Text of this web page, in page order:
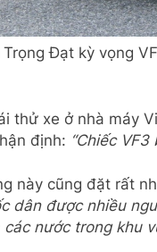
Đạt kỳ vọng
thử xe ở nhà máy
định: “Chiếc
này cũng đặt rất
dân được nhiều
nước trong khu